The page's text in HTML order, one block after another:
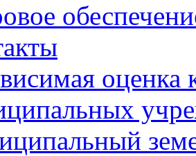
оценка